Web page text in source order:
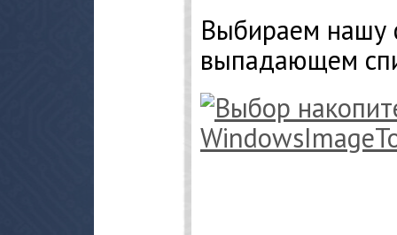
Выбираем нашу
выпадающем